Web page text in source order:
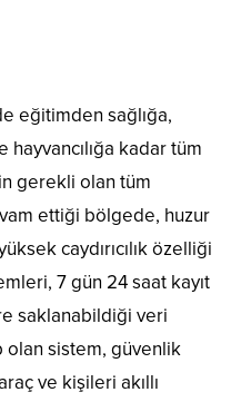
eğitimden sağlığa,
hayvancılığa kadar tüm
gerekli olan tüm
ettiği bölgede, huzur
caydırıcılık özelliği
7 gün 24 saat kayıt
saklanabildiği veri
sistem, güvenlik
ve kişileri akıllı